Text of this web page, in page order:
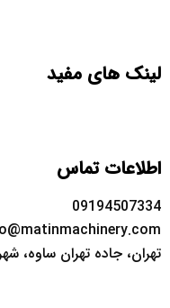
های مفید
تماس
جاده تهران ساوه، شهرک